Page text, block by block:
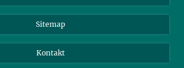
Sitemap
Kontakt